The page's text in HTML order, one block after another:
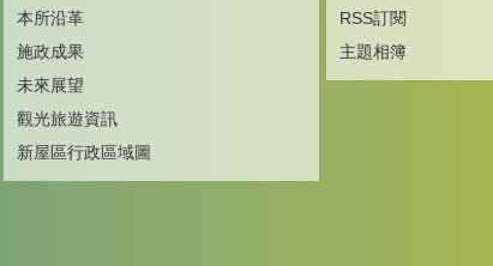
本所沿革
施政成果
未來展望
觀光旅遊資訊
新屋區行政區域圖
RSS訂閱
主題相簿